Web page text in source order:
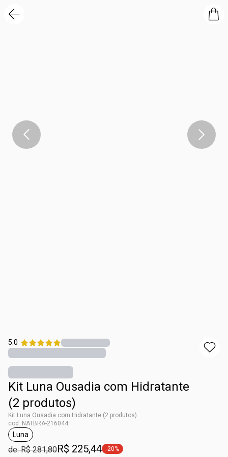
5.0
Kit Luna Ousadia com Hidratante
(2 produtos)
Kit Luna Ousadia com Hidratante (2 produtos)
cod. NATBRA-216044
etiqueta Luna
Luna
de: R$ 281,80R$ 225,44 etiqueta -20%
-20%